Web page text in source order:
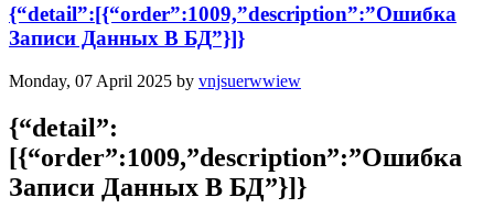
{“detail”:[{“order”:1009,”description”:”Ошибка
Записи Данных В БД”}]}
Monday, 07 April 2025 by vnjsuerwwiew
{“detail”:
[{“order”:1009,”description”:”Ошибка
Записи Данных В БД”}]}